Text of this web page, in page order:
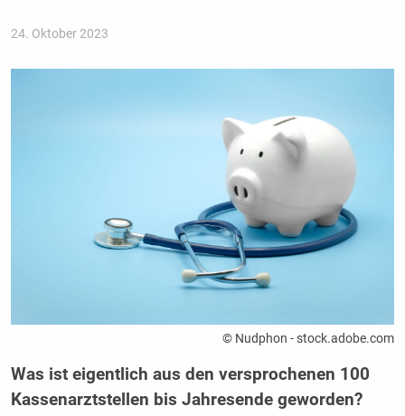
24. Oktober 2023
© Nudphon - stock.adobe.com
Was ist eigentlich aus den versprochenen 100
Kassenarztstellen bis Jahresende geworden?